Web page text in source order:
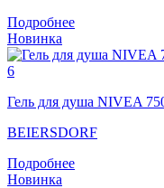
Подробнее
Новинка
Гель для душа NIVEA
BEIERSDORF
Подробнее
Новинка